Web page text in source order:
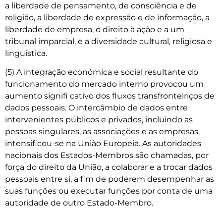
a liberdade de pensamento, de consciência e de
religião, a liberdade de expressão e de informação, a
liberdade de empresa, o direito à ação e a um
tribunal imparcial, e a diversidade cultural, religiosa e
linguística.
(5) A integração económica e social resultante do
funcionamento do mercado interno provocou um
aumento signifi­ cativo dos fluxos transfronteiriços de
dados pessoais. O intercâmbio de dados entre
intervenientes públicos e privados, incluindo as
pessoas singulares, as associações e as empresas,
intensificou-se na União Europeia. As autoridades
nacionais dos Estados-Membros são chamadas, por
força do direito da União, a colaborar e a trocar dados
pessoais entre si, a fim de poderem desempenhar as
suas funções ou executar funções por conta de uma
autoridade de outro Estado-Membro.